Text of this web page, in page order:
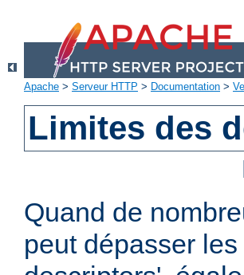
Apache > Serveur HTTP > Documentation >
Limites des
Quand de
peut dépasser